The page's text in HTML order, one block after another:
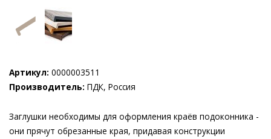
Артикул: 0000003511
Производитель: ПДК, Россия
Заглушки необходимы для оформления краёв подоконника -
они прячут обрезанные края, придавая конструкции